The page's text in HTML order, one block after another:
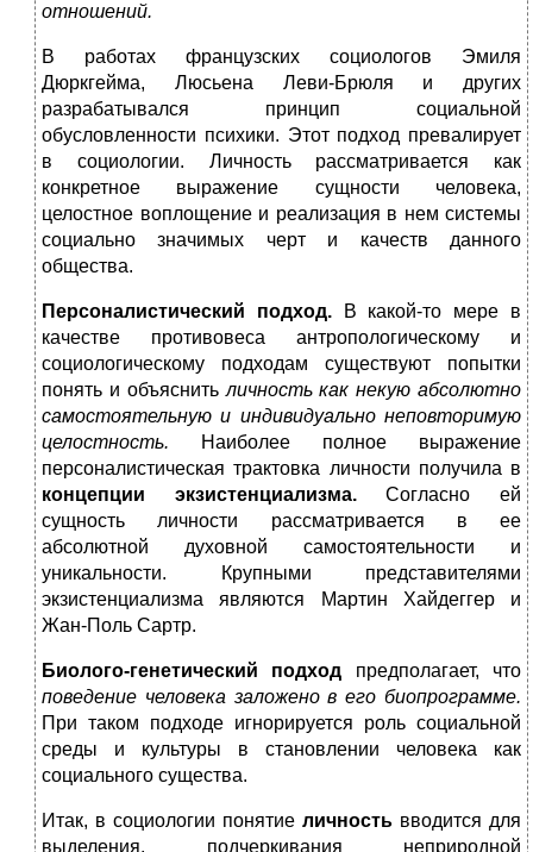
отношений.
В работах французских социологов Эмиля
Дюркгейма, Люсьена Леви-Брюля и других
разрабатывался принцип социальной
обусловленности психики. Этот подход превалирует
в социологии. Личность рассматривается как
конкретное выражение сущности человека,
целостное воплощение и реализация в нем системы
социально значимых черт и качеств данного
общества.
Персоналистический подход.
В какой-то мере в
качестве противовеса антропологическому и
социологическому подходам существуют попытки
понять и объяснить личность как некую абсолютно
самостоятельную и индивидуально неповторимую
целостность. Наиболее полное выражение
персоналистическая трактовка личности получила в
концепции экзистенциализма.Согласно ей
сущность личности рассматривается в ее
абсолютной духовной самостоятельности и
уникальности. Крупными представителями
экзистенциализма являются Мартин Хайдеггер и
Жан-Поль Сартр.
Биолого-генетический подход предполагает, что
поведение человека заложено в его биопрограмме.
При таком подходе игнорируется роль социальной
среды и культуры в становлении человека как
социального существа.
Итак, в социологии понятие личность вводится для
выделения, подчеркивания неприродной